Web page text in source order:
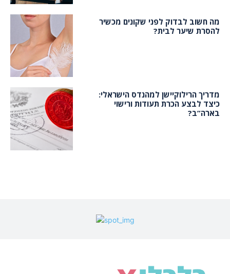
מה חשוב לבדוק לפני שקונים מכשיר
להסרת שיער לבית?
מדריך הרילוקיישן למהנדס הישראלי:
כיצד לבצע הכרת תעודות ורישוי
בארה”ב?